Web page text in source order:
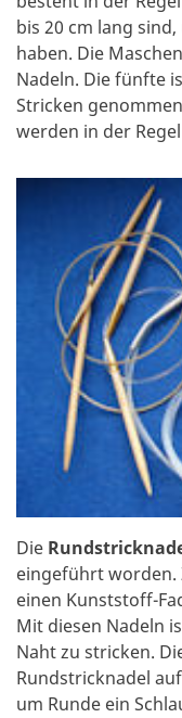
bis 20 cm lang
haben. Die
Nadeln. Die fünfte
Stricken
werden in der
Die
eingeführt worden.
einen Kunststoff-
Mit diesen Nadeln
Naht zu stricken.
Rundstricknadel
um Runde ein